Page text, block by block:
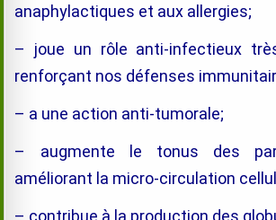
anaphylactiques et aux allergies;
– joue un rôle anti-infectieux
renforçant nos défenses
– a une action anti-tumorale;
– augmente le tonus des
améliorant la micro-circulation
– contribue à la production des